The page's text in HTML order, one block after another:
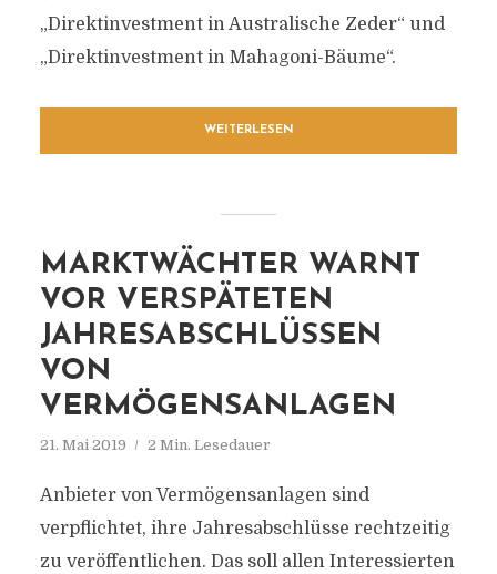
„Direktinvestment in Australische Zeder“ und
„Direktinvestment in Mahagoni-Bäume“.
WEITERLESEN
MARKTWÄCHTER WARNT
VOR VERSPÄTETEN
JAHRESABSCHLÜSSEN
VON
VERMÖGENSANLAGEN
21. Mai 2019 2 Min. Lesedauer
Anbieter von Vermögensanlagen sind
verpflichtet, ihre Jahresabschlüsse rechtzeitig
zu veröffentlichen. Das soll allen Interessierten